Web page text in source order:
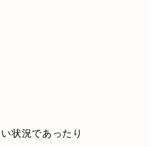
状況であったり